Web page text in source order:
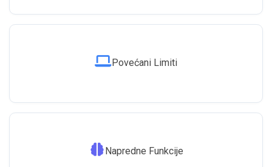
Povećani Limiti
Napredne Funkcije